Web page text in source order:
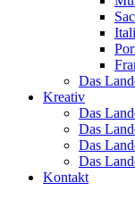
Das
Kreativ
Das
Das
Das
Das
Kontakt